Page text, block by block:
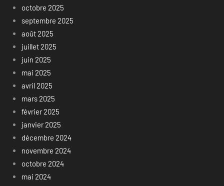
octobre 2025
septembre 2025
août 2025
juillet 2025
juin 2025
mai 2025
avril 2025
mars 2025
février 2025
janvier 2025
décembre 2024
novembre 2024
octobre 2024
mai 2024